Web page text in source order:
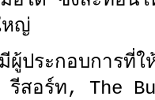
หญ่
มีผู้ประกอบการ
รีสอร์ท, The